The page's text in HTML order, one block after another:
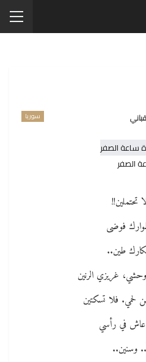
سوريا
الصفر
تحتملين!!
فوضى
طين..
غريزي الرنين
فلا تسكتين
عاش في رأسي
وسنين..